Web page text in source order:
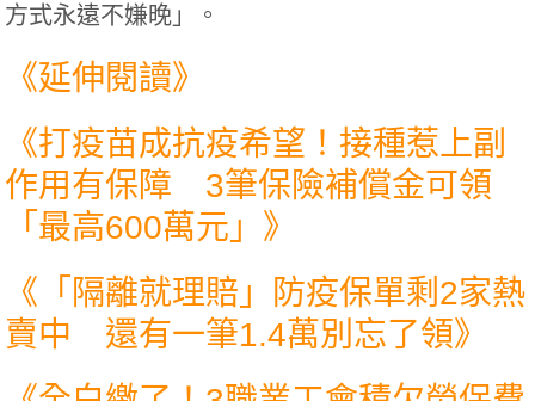
方式永遠不嫌晚」。
《延伸閱讀》
《打疫苗成抗疫希望！接種惹上副
作用有保障 3筆保險補償金可領
「最高600萬元」 》
《 「隔離就理賠」防疫保單剩2家熱
賣中 還有一筆1.4萬別忘了領》